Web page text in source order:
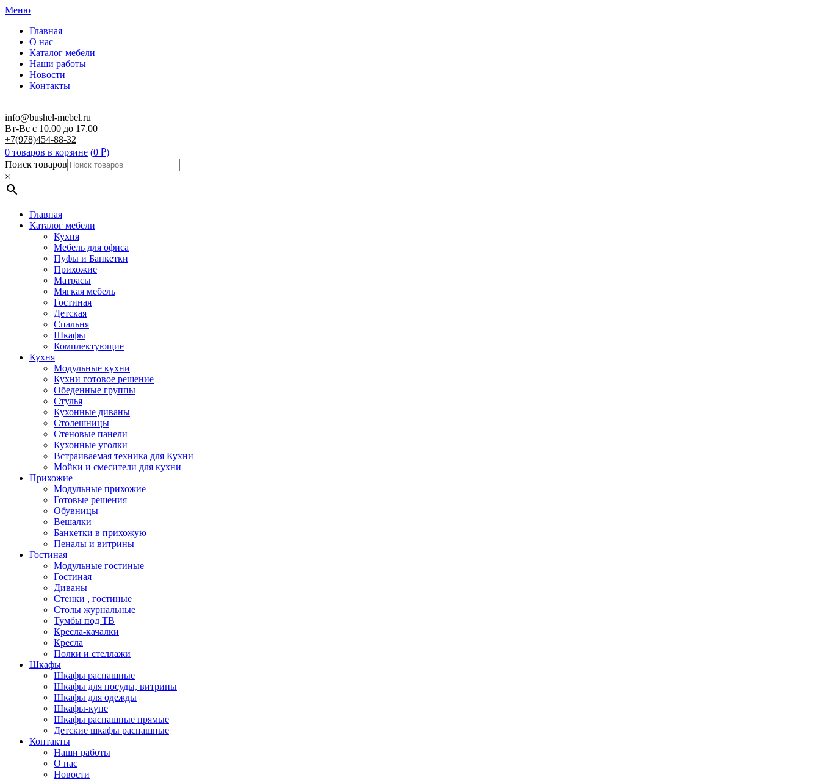
Меню
Главная
О нас
Каталог мебели
Наши работы
Новости
Контакты
info@bushel-mebel.ru
Вт-Вс c 10.00 до 17.00
+7(978)454-88-32
0 товаров в корзине (0 ₽)
Поиск товаров
×
Главная
Каталог мебели
Кухня
Мебель для офиса
Пуфы и Банкетки
Прихожие
Матрасы
Мягкая мебель
Гостиная
Детская
Спальня
Шкафы
Комплектующие
Кухня
Модульные кухни
Кухни готовое решение
Обеденные группы
Стулья
Кухонные диваны
Столешницы
Стеновые панели
Кухонные уголки
Встраиваемая техника для Кухни
Мойки и смесители для кухни
Прихожие
Модульные прихожие
Готовые решения
Обувницы
Вешалки
Банкетки в прихожую
Пеналы и витрины
Гостиная
Модульные гостиные
Гостиная
Диваны
Стенки , гостиные
Столы журнальные
Тумбы под ТВ
Кресла-качалки
Кресла
Полки и стеллажи
Шкафы
Шкафы распашные
Шкафы для посуды, витрины
Шкафы для одежды
Шкафы-купе
Шкафы распашные прямые
Детские шкафы распашные
Контакты
Наши работы
О нас
Новости